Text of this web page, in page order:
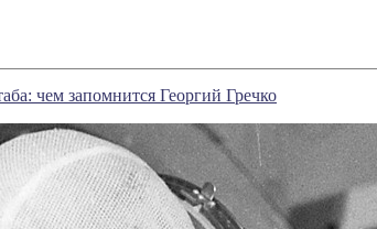
чем запомнится Георгий Гречко